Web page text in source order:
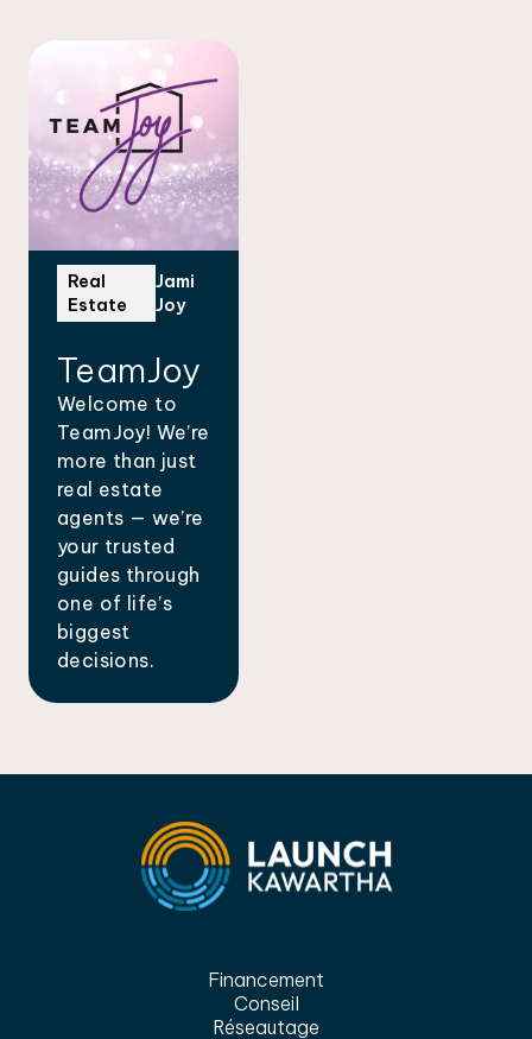
Real
Estate
Jami
Joy
TeamJoy
Welcome to
TeamJoy! We’re
more than just
real estate
agents — we’re
your trusted
guides through
one of life’s
biggest
decisions.
Financement
Conseil
Réseautage